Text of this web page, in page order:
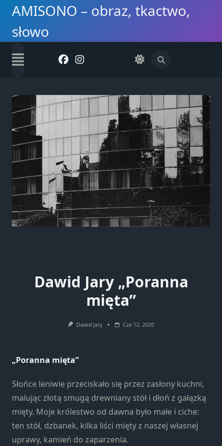
Skip
content
AMISONO – obraz, tkactwo,
słowo
Dawid Jary „Poranna
mięta”
Dawid Jary Cze 12, 2020
„Poranna mięta”
Słońce leniwie przeciskało się przez zasłony kuchni,
malując złotą smugą drewniany stół i dłoń z gałązką
mięty. Moje królestwo od dawna było małe i ciche:
ten stół, dzbanek, kilka liści mięty z naszej własnej
uprawy, kamień do zaparzenia.